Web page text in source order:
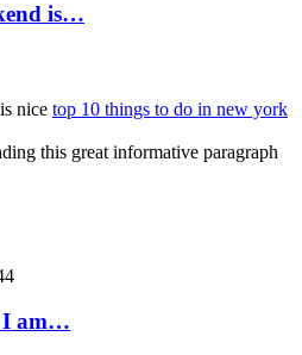
is…
nice top 10 things to do in new york
this great informative paragraph
I am…